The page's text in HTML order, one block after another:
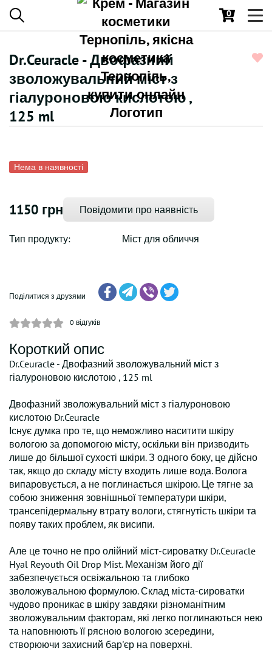
0
Dr.Ceuracle - Двофазний
зволожувальний міст з
гіалуроновою кислотою ,
125 ml
Нема в наявності
1150 грн Повідомити про наявність
Тип продукту: Міст для обличчя
Поділитися з друзями
0 відгуків
Короткий опис
Dr.Ceuracle - Двофазний зволожувальний міст з
гіалуроновою кислотою , 125 ml
Двофазний зволожувальний міст з гіалуроновою
кислотою Dr.Ceuracle
Існує думка про те, що неможливо наситити шкіру
вологою за допомогою місту, оскільки він призводить
лише до більшої сухості шкіри. З одного боку, це дійсно
так, якщо до складу місту входить лише вода. Волога
випаровується, а не поглинається шкірою. Це тягне за
собою зниження зовнішньої температури шкіри,
трансепідермальну втрату вологи, стягнутість шкіри та
появу таких проблем, як висипи.
Але це точно не про олійний міст-сироватку Dr.Ceuracle
Hyal Reyouth Oil Drop Mist. Механізм його дії
забезпечується освіжальною та глибоко
зволожувальною формулою. Склад міста-сироватки
чудово проникає в шкіру завдяки різноманітним
зволожувальним факторам, які легко поглинаються нею
та наповнюють її рясною вологою зсередини,
створюючи захисний бар'єр на поверхні.